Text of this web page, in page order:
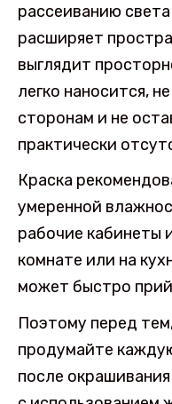
рассеиванию
расширяет
выглядит
легко наносится,
сторонам и не
практически
Краска
умеренной
рабочие кабинеты
комнате или на
может быстро
Поэтому перед
продумайте
после